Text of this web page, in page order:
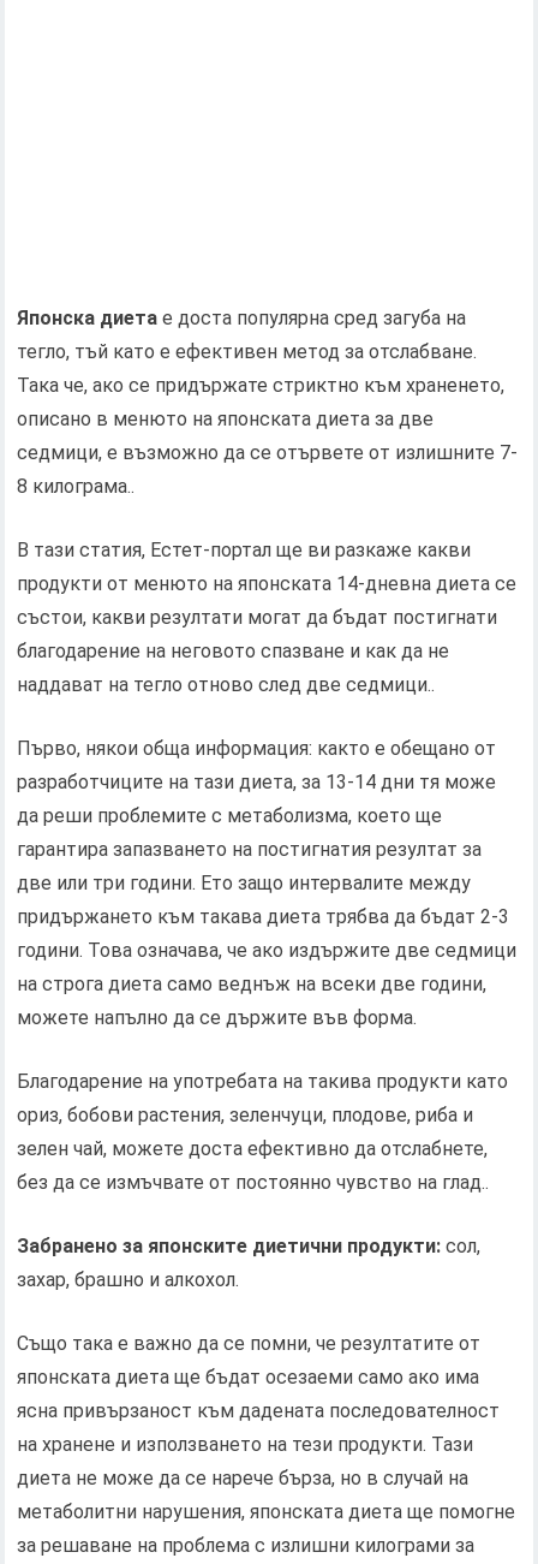
Японска диета е доста популярна сред загуба на
тегло, тъй като е ефективен метод за отслабване.
Така че, ако се придържате стриктно към храненето,
описано в менюто на японската диета за две
седмици, е възможно да се отървете от излишните 7-
8 килограма..
В тази статия, Естет-портал ще ви разкаже какви
продукти от менюто на японската 14-дневна диета се
състои, какви резултати могат да бъдат постигнати
благодарение на неговото спазване и как да не
наддават на тегло отново след две седмици..
Първо, някои обща информация: както е обещано от
разработчиците на тази диета, за 13-14 дни тя може
да реши проблемите с метаболизма, което ще
гарантира запазването на постигнатия резултат за
две или три години. Ето защо интервалите между
придържането към такава диета трябва да бъдат 2-3
години. Това означава, че ако издържите две седмици
на строга диета само веднъж на всеки две години,
можете напълно да се държите във форма.
Благодарение на употребата на такива продукти като
ориз, бобови растения, зеленчуци, плодове, риба и
зелен чай, можете доста ефективно да отслабнете,
без да се измъчвате от постоянно чувство на глад..
Забранено за японските диетични продукти: сол,
захар, брашно и алкохол.
Също така е важно да се помни, че резултатите от
японската диета ще бъдат осезаеми само ако има
ясна привързаност към дадената последователност
на хранене и използването на тези продукти. Тази
диета не може да се нарече бърза, но в случай на
метаболитни нарушения, японската диета ще помогне
за решаване на проблема с излишни килограми за